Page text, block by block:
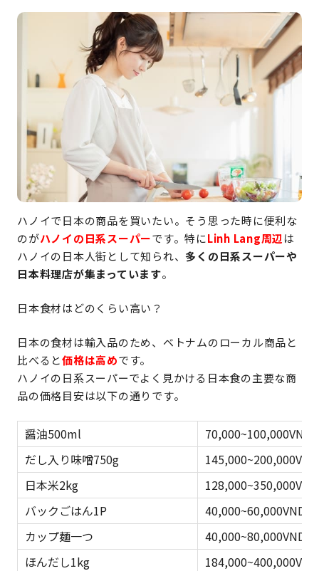
ハノイで日本の商品を買いたい。そう思った時に便利な
のがハノイの日系スーパーです。特にLinh Lang周辺 は
ハノイの日本人街として知られ、 多くの日系スーパーや
日本料理店が集まっています。
日本食材はどのくらい高い？
日本の食材は輸入品のため、ベトナムのローカル商品と
比べると価格は高めです。
ハノイの日系スーパーでよく見かける日本食の主要な商
品の価格目安は以下の通りです。
醤油500ml
だし入り味噌750g
日本米2kg
バックごはん1P
カップ麺一つ
ほんだし1kg